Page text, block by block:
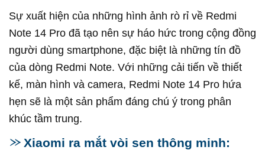
Sự xuất hiện của những hình ảnh rò rỉ về Redmi
Note 14 Pro đã tạo nên sự háo hức trong cộng đồng
người dùng smartphone, đặc biệt là những tín đồ
của dòng Redmi Note. Với những cải tiến về thiết
kế, màn hình và camera, Redmi Note 14 Pro hứa
hẹn sẽ là một sản phẩm đáng chú ý trong phân
khúc tầm trung.
Xiaomi ra mắt vòi sen thông minh: